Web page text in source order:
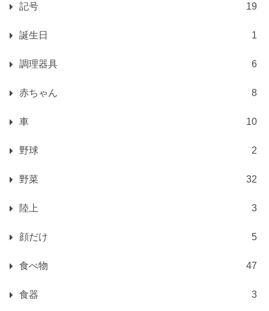
記号 19
誕生日 1
調理器具 6
赤ちゃん 8
車 10
野球 2
野菜 32
陸上 3
顔だけ 5
食べ物 47
食器 3